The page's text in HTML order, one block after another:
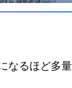
るほど多量